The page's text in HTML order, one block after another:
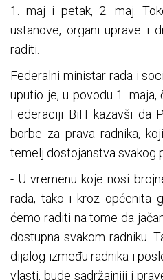
1. maj i petak, 2. maj.
ustanove, organi uprave i
raditi.
Federalni ministar rada i
uputio je, u povodu 1.
Federaciji BiH kazavši da
borbe za prava radnika,
temelj dostojanstva svakog
- U vremenu koje nosi
rada, tako i kroz općenita
ćemo raditi na tome da
dostupna svakom radniku.
dijalog između radnika i
vlasti, bude sadržajniji i